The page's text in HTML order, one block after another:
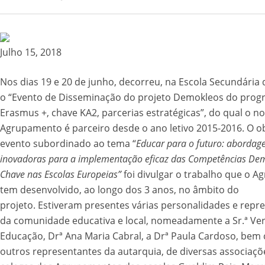
Julho 15, 2018
Nos dias 19 e 20 de junho, decorreu, na Escola Secundária
o “Evento de Disseminação do projeto Demokleos do
Erasmus +, chave KA2, parcerias estratégicas”, do qual o
Agrupamento é parceiro desde o ano letivo 2015-2016. O
evento subordinado ao tema “Educar para o futuro:
inovadoras para a implementação eficaz das Competências
Chave nas Escolas Europeias”foi divulgar o trabalho que o
tem desenvolvido, ao longo dos 3 anos, no âmbito do
projeto. Estiveram presentes várias personalidades e
da comunidade educativa e local, nomeadamente a Sr.ª
Educação, Drª Ana Maria Cabral, a Drª Paula Cardoso, bem
outros representantes da autarquia, de diversas